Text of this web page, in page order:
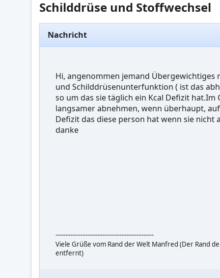
Schilddrüse und Stoffwechsel
Nachricht
Hi, angenommen jemand
und Schilddrüsenunterfunktion ( ist das
so um das sie täglich ein Kcal Defizit
langsamer abnehmen, wenn überhaupt,
Defizit das diese person hat wenn sie nicht
danke
----------------------------------------
Viele Grüße vom Rand der Welt Manfred (Der Rand
entfernt)